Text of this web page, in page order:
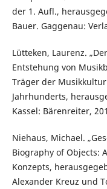
der 1. Aufl.,
Bauer. Gaggenau:
Lütteken, Laurenz.
Entstehung von
Träger der
Jahrhunderts,
Kassel: Bärenreiter,
Niehaus, Michael.
Biography of Objects:
Konzepts,
Alexander Kreuz und